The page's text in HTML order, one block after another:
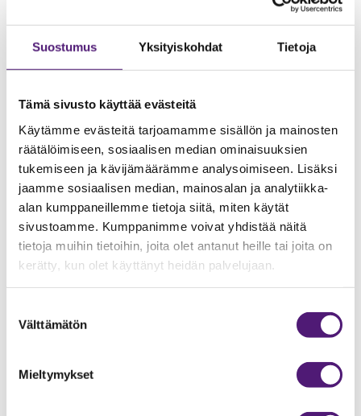
Suostumus Yksityiskohdat Tietoja
Tämä sivusto käyttää evästeitä
Käytämme evästeitä tarjoamamme sisällön ja mainosten
räätälöimiseen, sosiaalisen median ominaisuuksien
tukemiseen ja kävijämäärämme analysoimiseen. Lisäksi
jaamme sosiaalisen median, mainosalan ja analytiikka-
alan kumppaneillemme tietoja siitä, miten käytät
sivustoamme. Kumppanimme voivat yhdistää näitä
tietoja muihin tietoihin, joita olet antanut heille tai joita on
kerätty, kun olet käyttänyt heidän palvelujaan.
valinta
Välttämätön
Mieltymykset